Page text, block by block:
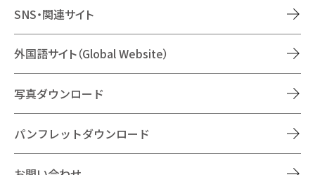
SNS・関連サイト
外国語サイト（Global Website）
写真ダウンロード
パンフレットダウンロード